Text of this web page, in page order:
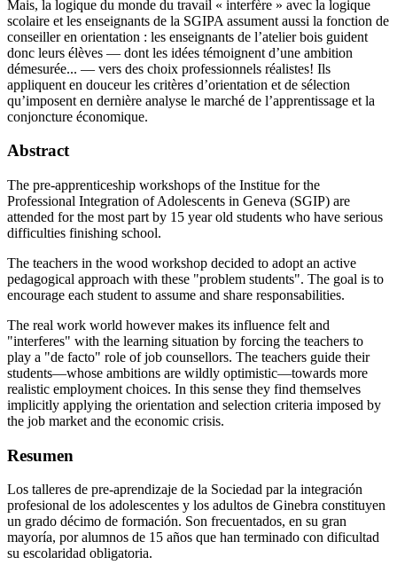
Mais, la logique du monde du travail « interfère » avec la logique
scolaire et les enseignants de la SGIPA assument aussi la fonction de
conseiller en orientation : les enseignants de l’atelier bois guident
donc leurs élèves — dont les idées témoignent d’une ambition
démesurée... — vers des choix professionnels réalistes! Ils
appliquent en douceur les critères d’orientation et de sélection
qu’imposent en dernière analyse le marché de l’apprentissage et la
conjoncture économique.
Abstract
The pre-apprenticeship workshops of the Institue for the
Professional Integration of Adolescents in Geneva (SGIP) are
attended for the most part by 15 year old students who have serious
difficulties finishing school.
The teachers in the wood workshop decided to adopt an active
pedagogical approach with these "problem students". The goal is to
encourage each student to assume and share responsabilities.
The real work world however makes its influence felt and
"interferes" with the learning situation by forcing the teachers to
play a "de facto" role of job counsellors. The teachers guide their
students—whose ambitions are wildly optimistic—towards more
realistic employment choices. In this sense they find themselves
implicitly applying the orientation and selection criteria imposed by
the job market and the economic crisis.
Resumen
Los talleres de pre-aprendizaje de la Sociedad par la integración
profesional de los adolescentes y los adultos de Ginebra constituyen
un grado décimo de formación. Son frecuentados, en su gran
mayoría, por alumnos de 15 años que han terminado con dificultad
su escolaridad obligatoria.